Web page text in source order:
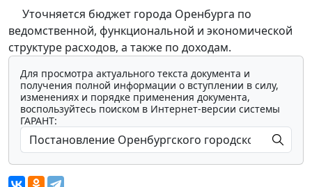
Уточняется бюджет города Оренбурга по
ведомственной, функциональной и экономической
структуре расходов, а также по доходам.
Для просмотра актуального текста документа и
получения полной информации о вступлении в силу,
изменениях и порядке применения документа,
воспользуйтесь поиском в Интернет-версии системы
ГАРАНТ: